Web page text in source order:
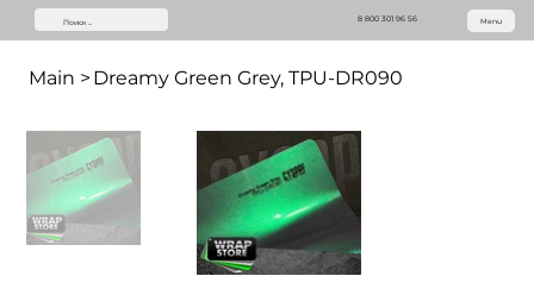
8 800 301 96 56 Menu
Main > Dreamy Green Grey, TPU-DR090